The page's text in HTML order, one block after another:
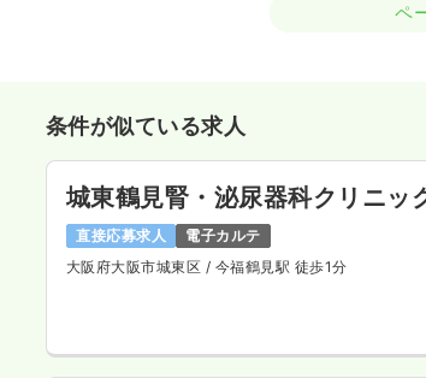
ペ
条件が似ている求人
城東鶴見腎・泌尿器科クリニッ
直接応募求人
電子カルテ
大阪府大阪市城東区 / 今福鶴見駅 徒歩1分